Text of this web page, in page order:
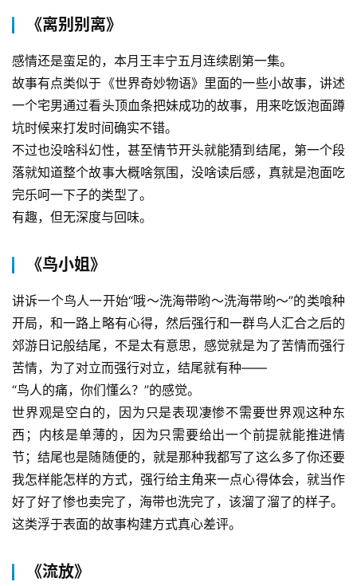
《离别别离》
感情还是蛮足的，本月王丰宁五月连续剧第一集。
故事有点类似于《世界奇妙物语》里面的一些小故事，讲述
一个宅男通过看头顶血条把妹成功的故事，用来吃饭泡面蹲
坑时候来打发时间确实不错。
不过也没啥科幻性，甚至情节开头就能猜到结尾，第一个段
落就知道整个故事大概啥氛围，没啥读后感，真就是泡面吃
完乐呵一下子的类型了。
有趣，但无深度与回味。
《鸟小姐》
讲诉一个鸟人一开始“哦～洗海带哟～洗海带哟～”的类喰种
开局，和一路上略有心得，然后强行和一群鸟人汇合之后的
郊游日记般结尾，不是太有意思，感觉就是为了苦情而强行
苦情，为了对立而强行对立，结尾就有种——
“鸟人的痛，你们懂么？”的感觉。
世界观是空白的，因为只是表现凄惨不需要世界观这种东
西；内核是单薄的，因为只需要给出一个前提就能推进情
节；结尾也是随随便的，就是那种我都写了这么多了你还要
我怎样能怎样的方式，强行给主角来一点心得体会，就当作
好了好了惨也卖完了，海带也洗完了，该溜了溜了的样子。
这类浮于表面的故事构建方式真心差评。
《流放》